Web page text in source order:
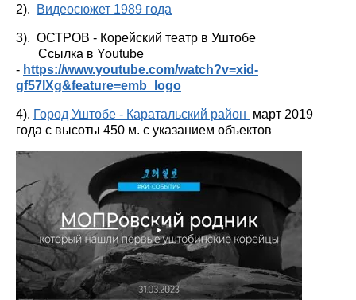
2). Видеосюжет 1989 года
3). ОСТРОВ - Корейский театр в Уштобе
Ссылка в Youtube
- https://www.youtube.com/watch?v=xid-
gf57lXg&feature=emb_logo
4). Город Уштобе - Каратальский район март 2019
года с высоты 450 м. с указанием объектов